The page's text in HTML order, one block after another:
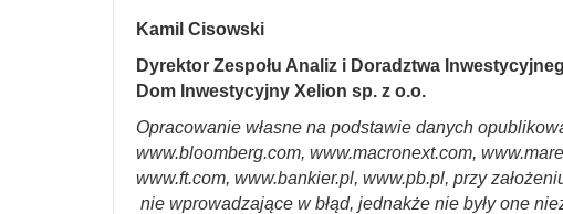
Kamil Cisowski
Dyrektor Zespołu Analiz i Doradztwa
Dom Inwestycyjny Xelion sp. z o.o.
Opracowanie własne na podstawie danych
www.bloomberg.com, www.macronext.com,
www.ft.com, www.bankier.pl, www.pb.pl, przy
nie wprowadzające w błąd, jednakże nie były one